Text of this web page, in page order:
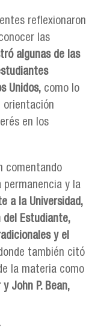
reflexionaron
las
algunas de las
Unidos, como lo
en los
comentando
permanencia y la
a la Universidad,
del Estudiante,
y el
también citó
la materia como
John P. Bean,